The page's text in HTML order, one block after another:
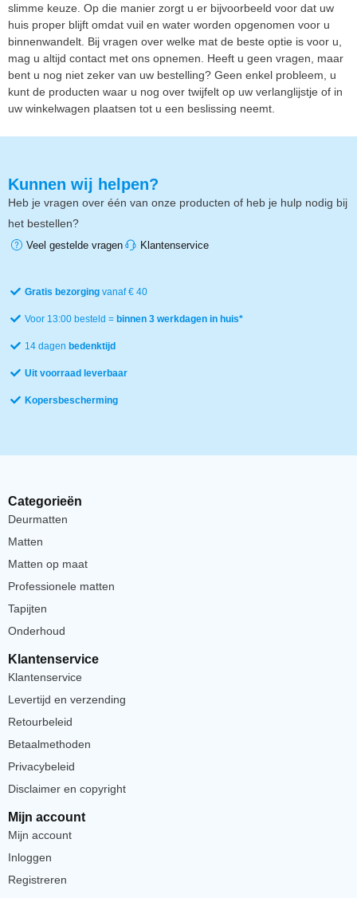
slimme keuze. Op die manier zorgt u er bijvoorbeeld voor dat uw
huis proper blijft omdat vuil en water worden opgenomen voor u
binnenwandelt. Bij vragen over welke mat de beste optie is voor u,
mag u altijd contact met ons opnemen. Heeft u geen vragen, maar
bent u nog niet zeker van uw bestelling? Geen enkel probleem, u
kunt de producten waar u nog over twijfelt op uw verlanglijstje of in
uw winkelwagen plaatsen tot u een beslissing neemt.
Kunnen wij helpen?
Heb je vragen over één van onze producten of heb je hulp nodig bij
het bestellen?
Veel gestelde vragen Klantenservice
Gratis bezorgingvanaf € 40
Voor 13:00 besteld =binnen 3 werkdagen in huis*
14 dagenbedenktijd
Uit voorraad leverbaar
Kopersbescherming
Categorieën
Deurmatten
Matten
Matten op maat
Professionele matten
Tapijten
Onderhoud
Klantenservice
Klantenservice
Levertijd en verzending
Retourbeleid
Betaalmethoden
Privacybeleid
Disclaimer en copyright
Mijn account
Mijn account
Inloggen
Registreren